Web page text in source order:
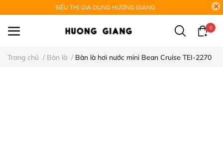
SIÊU THỊ GIA DỤNG HƯƠNG GIANG
0
Trang chủ / Bàn là / Bàn là hơi nước mini Bean Cruise TEI-2270